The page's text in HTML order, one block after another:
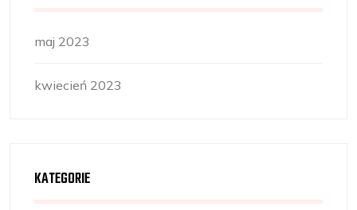
maj 2023
kwiecień 2023
KATEGORIE